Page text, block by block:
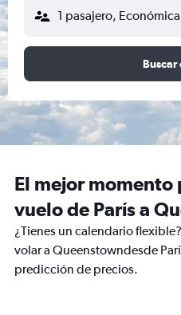
1 pasajero, Económica
Buscar
El mejor momento
vuelo de París a
¿Tienes un calendario
volar a Queenstowndesde
predicción de precios.